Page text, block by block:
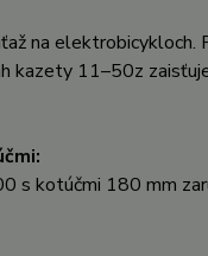
na
kazety 11–50z
kotúčmi 180 mm